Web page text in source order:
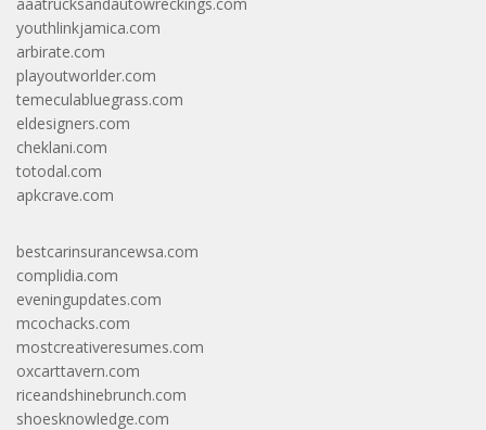
youthlinkjamica.com
arbirate.com
playoutworlder.com
temeculabluegrass.com
eldesigners.com
cheklani.com
totodal.com
apkcrave.com
bestcarinsurancewsa.com
complidia.com
eveningupdates.com
mcochacks.com
mostcreativeresumes.com
oxcarttavern.com
riceandshinebrunch.com
shoesknowledge.com